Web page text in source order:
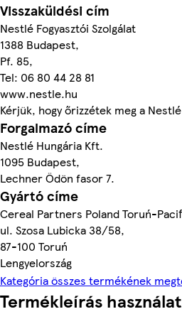
Visszaküldési cím
Nestlé Fogyasztói Szolgálat
1388 Budapest,
Pf. 85,
Tel: 06 80 44 28 81
www.nestle.hu
Kérjük, hogy őrizzétek meg a
Forgalmazó címe
Nestlé Hungária Kft.
1095 Budapest,
Lechner Ödön fasor 7.
Gyártó címe
Cereal Partners Poland Toruń-
ul. Szosa Lubicka 38/58,
87-100 Toruń
Lengyelország
Kategória összes termékének
Termékleírás